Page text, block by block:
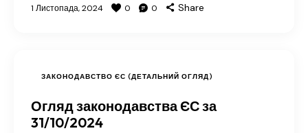
1 Листопада, 2024 0 0 Share
ЗАКОНОДАВСТВО ЄС (ДЕТАЛЬНИЙ ОГЛЯД)
Огляд законодавства ЄС за
31/10/2024